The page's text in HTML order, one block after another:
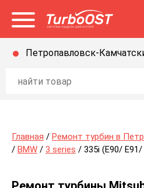
Открыть меню
Петропавловск-
Главная / Ремонт турбин в
/ BMW / 3 series / 335i (E90/ E91/